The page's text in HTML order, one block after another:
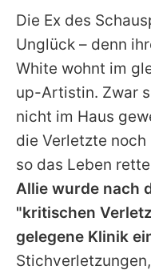
Die Ex des
Unglück – denn
White wohnt im
up-Artistin. Zwar
nicht im Haus
die Verletzte
so das Leben
Allie wurde nach
"kritischen
gelegene Klinik